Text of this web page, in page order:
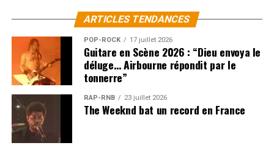
ARTICLES TENDANCES
POP-ROCK 17 juillet 2026
Guitare en Scène 2026 : “Dieu envoya le
déluge… Airbourne répondit par le
tonnerre”
RAP-RNB 23 juillet 2026
The Weeknd bat un record en France